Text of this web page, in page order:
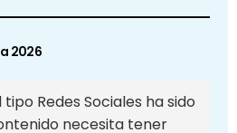
2026
Redes Sociales ha sido
necesita tener